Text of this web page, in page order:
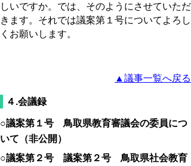
しいですか。では、そのようにさせていただ
きます。それでは議案第１号についてよろし
くお願いします。
▲議事一覧へ戻る
４.会議録
○議案第１号 鳥取県教育審議会の委員につ
いて（非公開）
○議案第２号 議案第２号 鳥取県社会教育